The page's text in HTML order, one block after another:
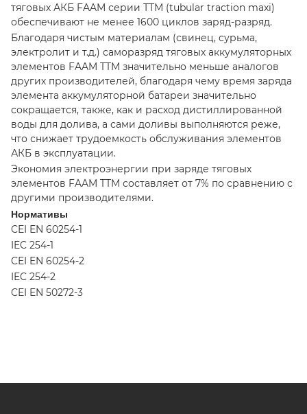
тяговых АКБ FAAM серии ТТМ (tubular traction maxi)
обеспечивают не менее 1600 циклов заряд-разряд.
Благодаря чистым материалам (свинец, сурьма,
электролит и т.д.) саморазряд тяговых аккумуляторных
элементов FAAM TTM значительно меньше аналогов
других производителей, благодаря чему время заряда
элемента аккумуляторной батареи значительно
сокращается, также, как и расход дистиллированной
воды для долива, а сами доливы выполняются реже,
что снижает трудоемкость обслуживания элементов
АКБ в эксплуатации.
Экономия электроэнергии при заряде тяговых
элементов FAAM TTM составляет от 7% по сравнению с
другими производителями.
Нормативы
CEI EN 60254-1
IEC 254-1
CEI EN 60254-2
IEC 254-2
CEI EN 50272-3